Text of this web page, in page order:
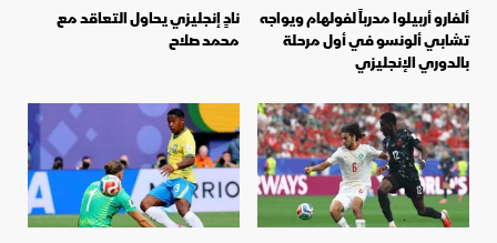
ألفارو أربيلوا مدرباً لفولهام ويواجه
تشابي ألونسو في أول مرحلة
بالدوري الإنجليزي
نادٍ إنجليزي يحاول التعاقد مع
محمد صلاح